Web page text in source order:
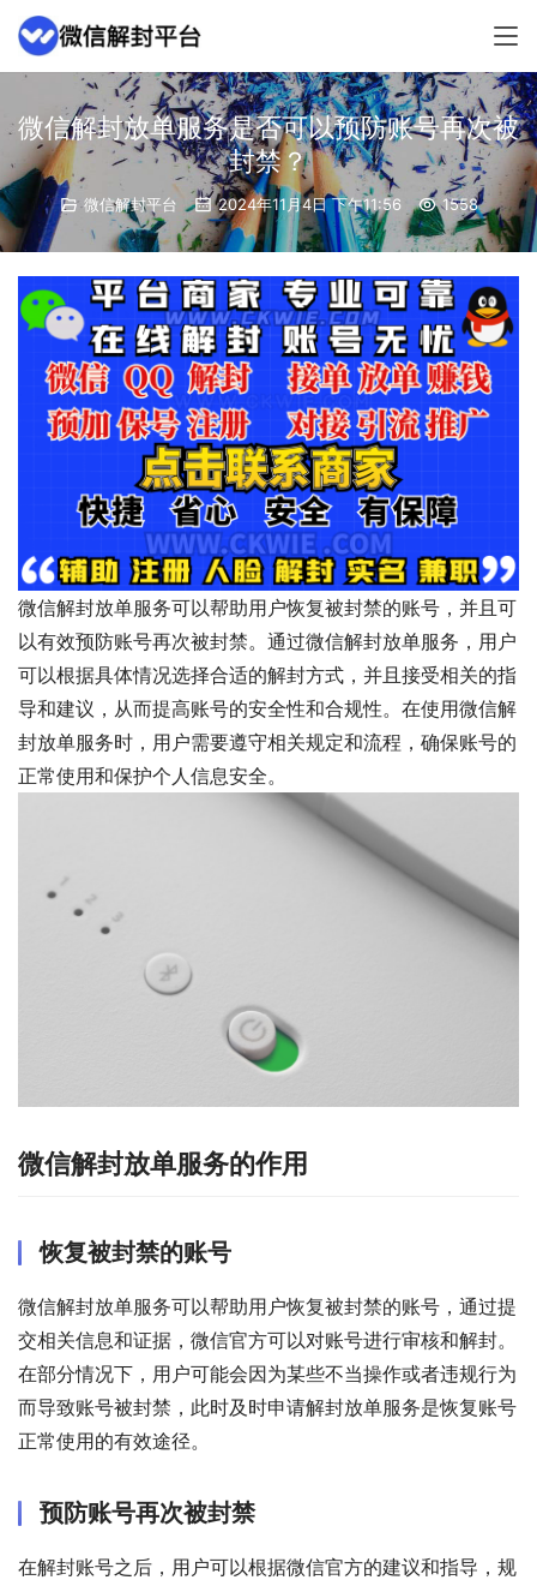
微信解封放单服务是否可以预防账号再次被
封禁？
微信解封平台 2024年11月4日 下午11:56 1558
微信解封放单服务可以帮助用户恢复被封禁的账号，并且可
以有效预防账号再次被封禁。通过微信解封放单服务，用户
可以根据具体情况选择合适的解封方式，并且接受相关的指
导和建议，从而提高账号的安全性和合规性。在使用微信解
封放单服务时，用户需要遵守相关规定和流程，确保账号的
正常使用和保护个人信息安全。
微信解封放单服务的作用
恢复被封禁的账号
微信解封放单服务可以帮助用户恢复被封禁的账号，通过提
交相关信息和证据，微信官方可以对账号进行审核和解封。
在部分情况下，用户可能会因为某些不当操作或者违规行为
而导致账号被封禁，此时及时申请解封放单服务是恢复账号
正常使用的有效途径。
预防账号再次被封禁
在解封账号之后，用户可以根据微信官方的建议和指导，规